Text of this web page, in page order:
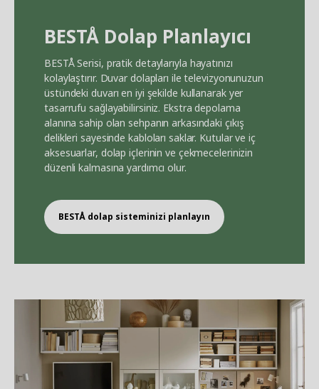
BESTÅ Dolap Planlayıcı
BESTÅSerisi, pratik detaylarıyla hayatınızı
kolaylaştırır. Duvar dolapları ile televizyonunuzun
üstündeki duvarı en iyi şekilde kullanarak yer
tasarrufu sağlayabilirsiniz. Ekstra depolama
alanına sahip olan sehpanın arkasındaki çıkış
delikleri sayesinde kabloları saklar. Kutular ve iç
aksesuarlar, dolap içlerinin ve çekmecelerinizin
düzenli kalmasına yardımcı olur.
BESTÅ dolap sisteminizi planlayın